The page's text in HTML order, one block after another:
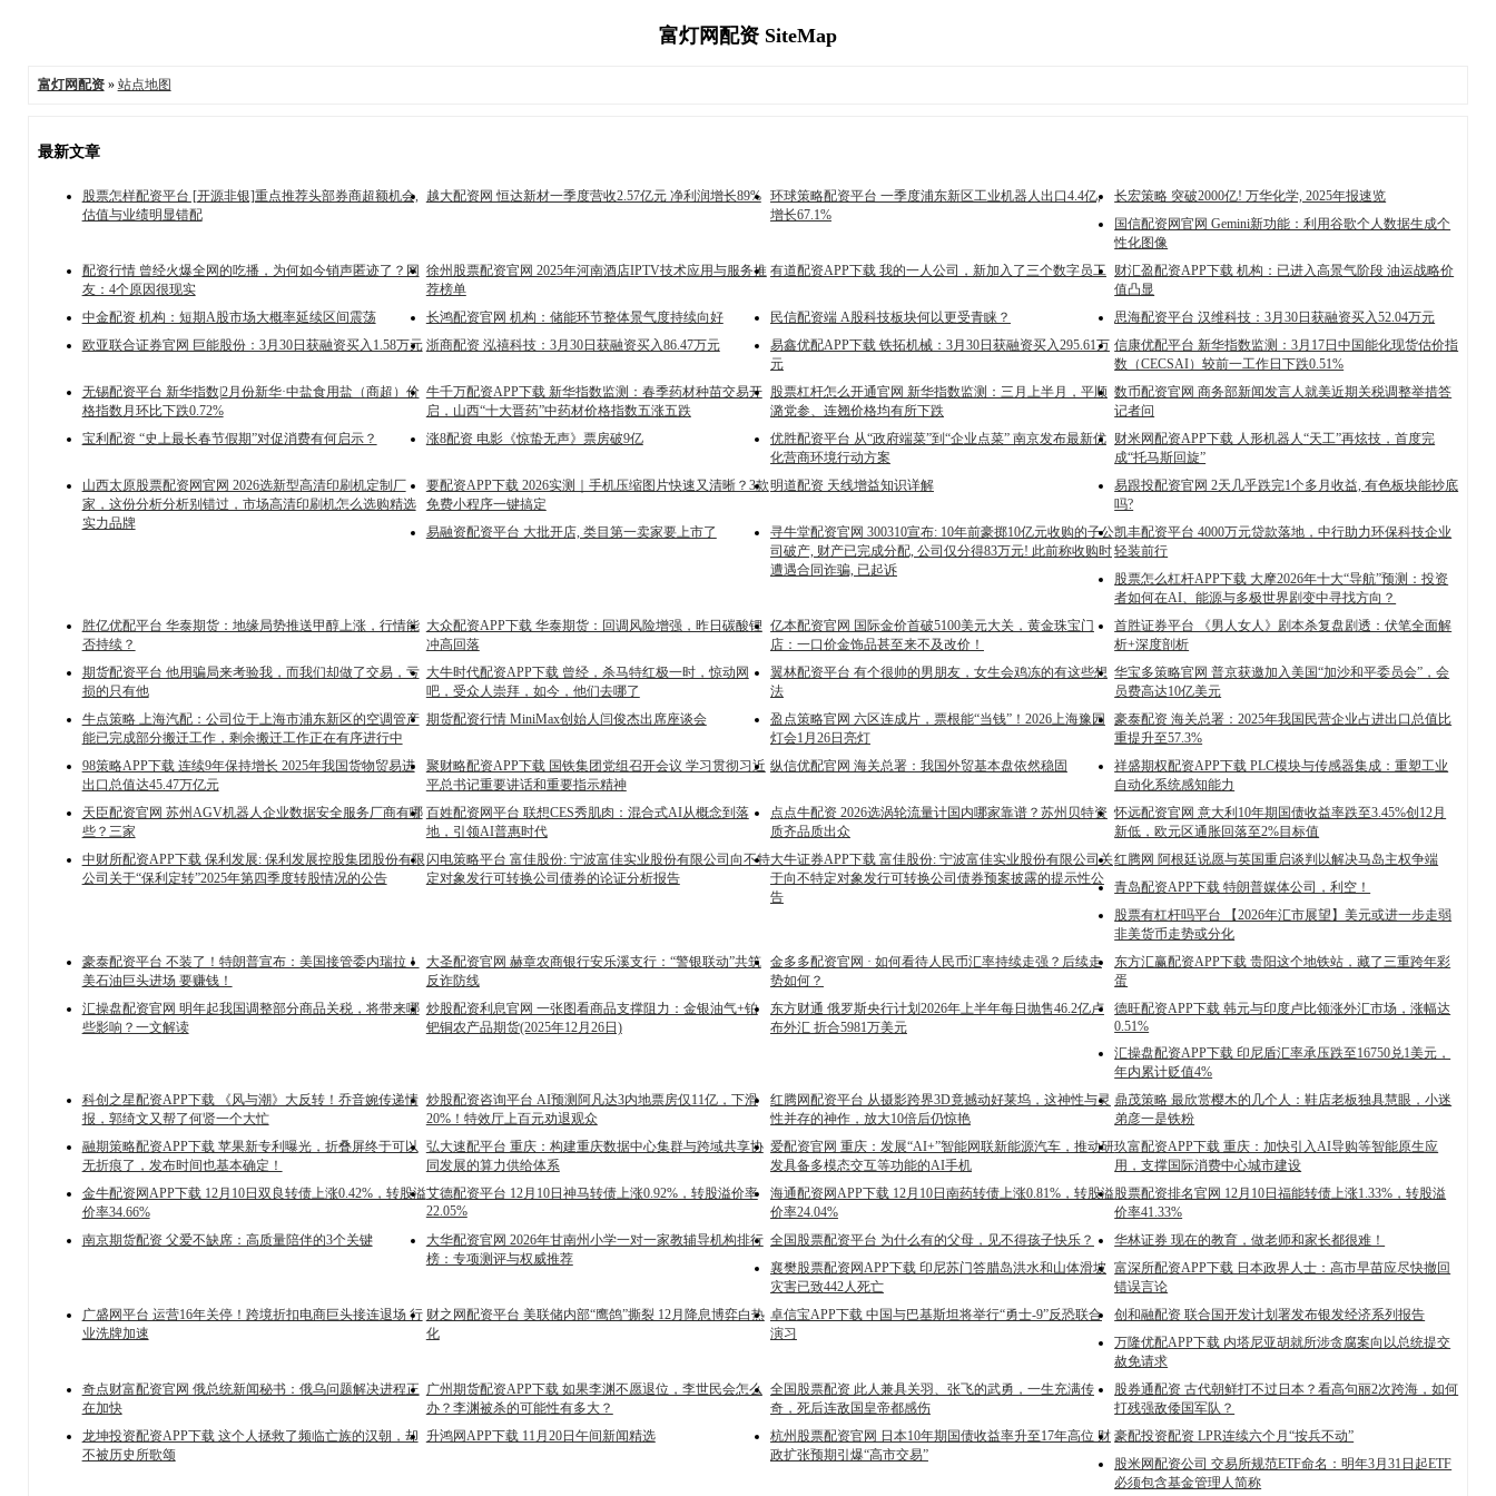
富灯网配资 SiteMap
富灯网配资» 站点地图
最新文章
股票怎样配资平台 [开源非银]重点推荐头部券商超额机会,
估值与业绩明显错配
越大配资网 恒达新材一季度营收2.57亿元 净利润增长89% 环球策略配资平台 一季度浦东新区工业机器人出口4.4亿,
增长67.1%
长宏策略 突破2000亿! 万华化学, 2025年报速览
国信配资网官网 Gemini新功能：利用谷歌个人数据生成个
性化图像
配资行情 曾经火爆全网的吃播，为何如今销声匿迹了？网
友：4个原因很现实
徐州股票配资官网 2025年河南酒店IPTV技术应用与服务推
荐榜单
有道配资APP下载 我的一人公司，新加入了三个数字员工 财汇盈配资APP下载 机构：已进入高景气阶段 油运战略价
值凸显
中金配资 机构：短期A股市场大概率延续区间震荡
长鸿配资官网 机构：储能环节整体景气度持续向好 民信配资端 A股科技板块何以更受青睐？
思海配资平台 汉维科技：3月30日获融资买入52.04万元
欧亚联合证券官网 巨能股份：3月30日获融资买入1.58万元 浙商配资 泓禧科技：3月30日获融资买入86.47万元
易鑫优配APP下载 铁拓机械：3月30日获融资买入295.61万
元
信康优配平台 新华指数监测：3月17日中国能化现货估价指
数（CECSAI）较前一工作日下跌0.51%
无锡配资平台 新华指数|2月份新华·中盐食用盐（商超）价
格指数月环比下跌0.72%
牛千万配资APP下载 新华指数监测：春季药材种苗交易开
启，山西“十大晋药”中药材价格指数五涨五跌
股票杠杆怎么开通官网 新华指数监测：三月上半月，平顺
潞党参、连翘价格均有所下跌
数币配资官网 商务部新闻发言人就美近期关税调整举措答
记者问
宝利配资 “史上最长春节假期”对促消费有何启示？
涨8配资 电影《惊蛰无声》票房破9亿
优胜配资平台 从“政府端菜”到“企业点菜” 南京发布最新优
化营商环境行动方案
财米网配资APP下载 人形机器人“天工”再炫技，首度完
成“托马斯回旋”
山西太原股票配资网官网 2026选新型高清印刷机定制厂
家，这份分析分析别错过，市场高清印刷机怎么选购精选
实力品牌
要配资APP下载 2026实测｜手机压缩图片快速又清晰？3款
免费小程序一键搞定
明道配资 天线增益知识详解
易跟投配资官网 2天几乎跌完1个多月收益, 有色板块能抄底
吗?
易融资配资平台 大批开店, 类目第一卖家要上市了
寻牛堂配资官网 300310宣布: 10年前豪掷10亿元收购的子公
司破产, 财产已完成分配, 公司仅分得83万元! 此前称收购时
遭遇合同诈骗, 已起诉
凯丰配资平台 4000万元贷款落地，中行助力环保科技企业
轻装前行
股票怎么杠杆APP下载 大摩2026年十大“导航”预测：投资
者如何在AI、能源与多极世界剧变中寻找方向？
胜亿优配平台 华泰期货：地缘局势推送甲醇上涨，行情能
否持续？
大众配资APP下载 华泰期货：回调风险增强，昨日碳酸锂
冲高回落
亿本配资官网 国际金价首破5100美元大关，黄金珠宝门
店：一口价金饰品甚至来不及改价！
首胜证券平台 《男人女人》剧本杀复盘剧透：伏笔全面解
析+深度剖析
期货配资平台 他用骗局来考验我，而我们却做了交易，亏
损的只有他
大牛时代配资APP下载 曾经，杀马特红极一时，惊动网
吧，受众人崇拜，如今，他们去哪了
翼林配资平台 有个很帅的男朋友，女生会鸡冻的有这些想
法
华宝多策略官网 普京获邀加入美国“加沙和平委员会”，会
员费高达10亿美元
牛点策略 上海汽配：公司位于上海市浦东新区的空调管产
能已完成部分搬迁工作，剩余搬迁工作正在有序进行中
期货配资行情 MiniMax创始人闫俊杰出席座谈会
盈点策略官网 六区连成片，票根能“当钱”！2026上海豫园
灯会1月26日亮灯
豪泰配资 海关总署：2025年我国民营企业占进出口总值比
重提升至57.3%
98策略APP下载 连续9年保持增长 2025年我国货物贸易进
出口总值达45.47万亿元
聚财略配资APP下载 国铁集团党组召开会议 学习贯彻习近
平总书记重要讲话和重要指示精神
纵信优配官网 海关总署：我国外贸基本盘依然稳固
祥盛期权配资APP下载 PLC模块与传感器集成：重塑工业
自动化系统感知能力
天臣配资官网 苏州AGV机器人企业数据安全服务厂商有哪
些？三家
百姓配资网平台 联想CES秀肌肉：混合式AI从概念到落
地，引领AI普惠时代
点点牛配资 2026选涡轮流量计国内哪家靠谱？苏州贝特资
质齐品质出众
怀远配资官网 意大利10年期国债收益率跌至3.45%创12月
新低，欧元区通胀回落至2%目标值
中财所配资APP下载 保利发展: 保利发展控股集团股份有限
公司关于“保利定转”2025年第四季度转股情况的公告
闪电策略平台 富佳股份: 宁波富佳实业股份有限公司向不特
定对象发行可转换公司债券的论证分析报告
大牛证券APP下载 富佳股份: 宁波富佳实业股份有限公司关
于向不特定对象发行可转换公司债券预案披露的提示性公
告
红腾网 阿根廷说愿与英国重启谈判以解决马岛主权争端
青岛配资APP下载 特朗普媒体公司，利空！
股票有杠杆吗平台 【2026年汇市展望】美元或进一步走弱
非美货币走势或分化
豪泰配资平台 不装了！特朗普宣布：美国接管委内瑞拉！
美石油巨头进场 要赚钱！
大圣配资官网 赫章农商银行安乐溪支行：“警银联动”共筑
反诈防线
金多多配资官网 · 如何看待人民币汇率持续走强？后续走
势如何？
东方汇赢配资APP下载 贵阳这个地铁站，藏了三重跨年彩
蛋
汇操盘配资官网 明年起我国调整部分商品关税，将带来哪
些影响？一文解读
炒股配资利息官网 一张图看商品支撑阻力：金银油气+铂
钯铜农产品期货(2025年12月26日)
东方财通 俄罗斯央行计划2026年上半年每日抛售46.2亿卢
布外汇 折合5981万美元
德旺配资APP下载 韩元与印度卢比领涨外汇市场，涨幅达
0.51%
汇操盘配资APP下载 印尼盾汇率承压跌至16750兑1美元，
年内累计贬值4%
科创之星配资APP下载 《风与潮》大反转！乔音婉传递情
报，郭绮文又帮了何贤一个大忙
炒股配资咨询平台 AI预测阿凡达3内地票房仅11亿，下滑
20%！特效厅上百元劝退观众
红腾网配资平台 从摄影跨界3D竟撼动好莱坞，这神性与灵
性并存的神作，放大10倍后仍惊艳
鼎茂策略 最欣赏樱木的几个人：鞋店老板独具慧眼，小迷
弟彦一是铁粉
融期策略配资APP下载 苹果新专利曝光，折叠屏终于可以
无折痕了，发布时间也基本确定！
弘大速配平台 重庆：构建重庆数据中心集群与跨域共享协
同发展的算力供给体系
爱配资官网 重庆：发展“AI+”智能网联新能源汽车，推动研
发具备多模态交互等功能的AI手机
玖富配资APP下载 重庆：加快引入AI导购等智能原生应
用，支撑国际消费中心城市建设
金牛配资网APP下载 12月10日双良转债上涨0.42%，转股溢
价率34.66%
艾德配资平台 12月10日神马转债上涨0.92%，转股溢价率
22.05%
海通配资网APP下载 12月10日南药转债上涨0.81%，转股溢
价率24.04%
股票配资排名官网 12月10日福能转债上涨1.33%，转股溢
价率41.33%
南京期货配资 父爱不缺席：高质量陪伴的3个关键
大华配资官网 2026年甘南州小学一对一家教辅导机构排行
榜：专项测评与权威推荐
全国股票配资平台 为什么有的父母，见不得孩子快乐？
华林证券 现在的教育，做老师和家长都很难！
襄樊股票配资网APP下载 印尼苏门答腊岛洪水和山体滑坡
灾害已致442人死亡
富深所配资APP下载 日本政界人士：高市早苗应尽快撤回
错误言论
广盛网平台 运营16年关停！跨境折扣电商巨头接连退场 行
业洗牌加速
财之网配资平台 美联储内部“鹰鸽”撕裂 12月降息博弈白热
化
卓信宝APP下载 中国与巴基斯坦将举行“勇士-9”反恐联合
演习
创和融配资 联合国开发计划署发布银发经济系列报告
万隆优配APP下载 内塔尼亚胡就所涉贪腐案向以总统提交
赦免请求
奇点财富配资官网 俄总统新闻秘书：俄乌问题解决进程正
在加快
广州期货配资APP下载 如果李渊不愿退位，李世民会怎么
办？李渊被杀的可能性有多大？
全国股票配资 此人兼具关羽、张飞的武勇，一生充满传
奇，死后连敌国皇帝都感伤
股券通配资 古代朝鲜打不过日本？看高句丽2次跨海，如何
打残强敌倭国军队？
龙坤投资配资APP下载 这个人拯救了频临亡族的汉朝，却
不被历史所歌颂
升鸿网APP下载 11月20日午间新闻精选
杭州股票配资官网 日本10年期国债收益率升至17年高位 财
政扩张预期引爆“高市交易”
豪配投资配资 LPR连续六个月“按兵不动”
股米网配资公司 交易所规范ETF命名：明年3月31日起ETF
必须包含基金管理人简称